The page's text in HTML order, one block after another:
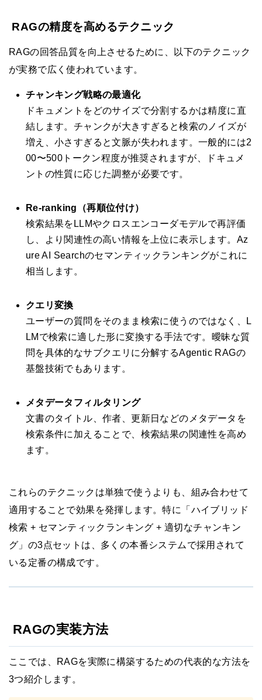
RAGの精度を高めるテクニック
RAGの回答品質を向上させるために、以下のテクニック
が実務で広く使われています。
チャンキング戦略の最適化
ドキュメントをどのサイズで分割するかは精度に直
結します。チャンクが大きすぎると検索のノイズが
増え、小さすぎると文脈が失われます。一般的には2
00〜500トークン程度が推奨されますが、ドキュメ
ントの性質に応じた調整が必要です。
Re-ranking（再順位付け）
検索結果をLLMやクロスエンコーダモデルで再評価
し、より関連性の高い情報を上位に表示します。Az
ure AI Searchのセマンティックランキングがこれに
相当します。
クエリ変換
ユーザーの質問をそのまま検索に使うのではなく、L
LMで検索に適した形に変換する手法です。曖昧な質
問を具体的なサブクエリに分解するAgentic RAGの
基盤技術でもあります。
メタデータフィルタリング
文書のタイトル、作者、更新日などのメタデータを
検索条件に加えることで、検索結果の関連性を高め
ます。
これらのテクニックは単独で使うよりも、組み合わせて
適用することで効果を発揮します。特に「ハイブリッド
検索 + セマンティックランキング + 適切なチャンキン
グ」の3点セットは、多くの本番システムで採用されて
いる定番の構成です。
RAGの実装方法
ここでは、RAGを実際に構築するための代表的な方法を
3つ紹介します。